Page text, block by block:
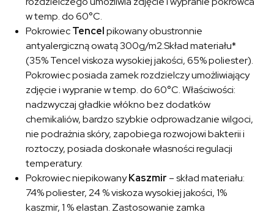
w temp. do 60°C.
PokrowiecTencelpikowany obustronnie
antyalergiczną owatą 300g/m2.Skład materiału*
(35% Tencel viskoza wysokiej jakości, 65% poliester).
Pokrowiec posiada zamek rozdzielczy umożliwiający
zdjęcie i wypranie w temp. do 60°C. Właściwości:
nadzwyczaj gładkie włókno bez dodatków
chemikaliów, bardzo szybkie odprowadzanie wilgoci,
nie podrażnia skóry, zapobiega rozwojowi bakterii i
roztoczy, posiada doskonałe własności regulacji
temperatury.
Pokrowiec niepikowanyKaszmir – skład materiału:
74% poliester, 24 % viskoza wysokiej jakości, 1%
kaszmir, 1 % elastan. Zastosowanie zamka